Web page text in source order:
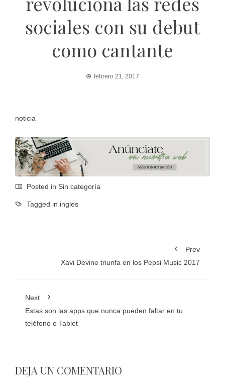
sociales con su debut
como cantante
febrero 21, 2017
noticia
Posted in Sin categoría
Tagged in ingles
Prev
Xavi Devine triunfa en los Pepsi Music 2017
Next
Estas son las apps que nunca pueden faltar en tu
teléfono o Tablet
DEJA UN COMENTARIO